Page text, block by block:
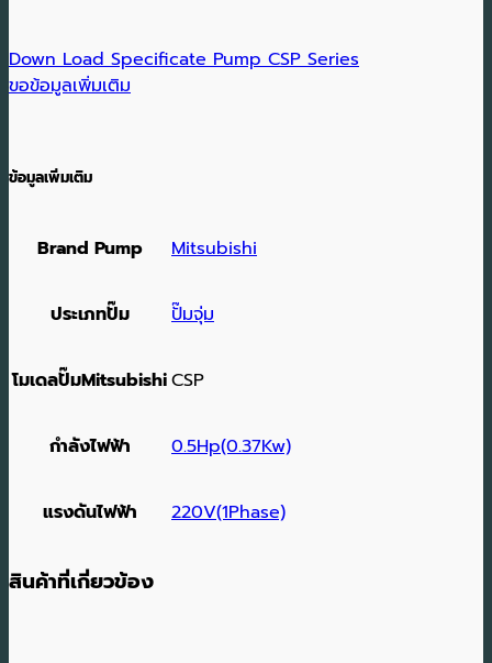
Down Load Specificate Pump CSP Series
ขอข้อมูลเพิ่มเติม
ข้อมูลเพิ่มเติม
Brand Pump Mitsubishi
ประเภทปั๊ม ปั๊มจุ่ม
โมเดลปั๊มMitsubishiCSP
กำลังไฟฟ้า 0.5Hp(0.37Kw)
แรงดันไฟฟ้า 220V(1Phase)
สินค้าที่เกี่ยวข้อง